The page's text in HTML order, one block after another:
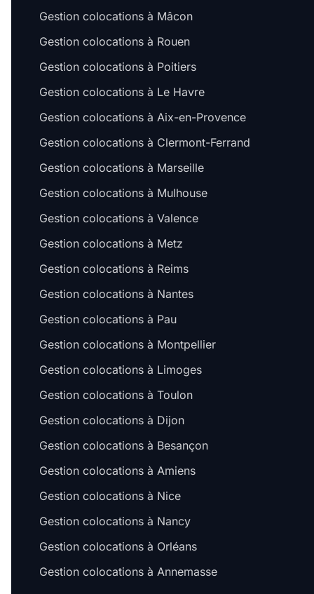
Gestion colocations à Mâcon
Gestion colocations à Rouen
Gestion colocations à Poitiers
Gestion colocations à Le Havre
Gestion colocations à Aix-en-Provence
Gestion colocations à Clermont-Ferrand
Gestion colocations à Marseille
Gestion colocations à Mulhouse
Gestion colocations à Valence
Gestion colocations à Metz
Gestion colocations à Reims
Gestion colocations à Nantes
Gestion colocations à Pau
Gestion colocations à Montpellier
Gestion colocations à Limoges
Gestion colocations à Toulon
Gestion colocations à Dijon
Gestion colocations à Besançon
Gestion colocations à Amiens
Gestion colocations à Nice
Gestion colocations à Nancy
Gestion colocations à Orléans
Gestion colocations à Annemasse